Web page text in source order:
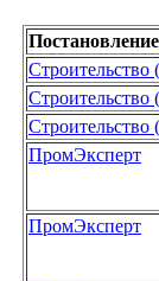
Строительство
Строительство
Строительство
ПромЭксперт
ПромЭксперт